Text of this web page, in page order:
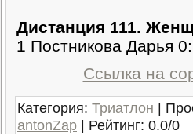
Дистанция 111.
1 Постникова Дарья
Ссылка на
Категория: Триатлон |
antonZap | Рейтинг: 0.0/0